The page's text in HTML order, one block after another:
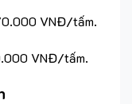
VNĐ/tấm.
VNĐ/tấm.